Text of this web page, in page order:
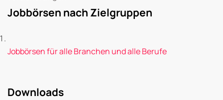
Jobbörsen nach Zielgruppen
Jobbörsen für alle Branchen und alle Berufe
Downloads